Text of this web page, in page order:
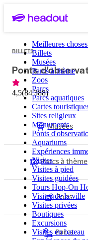
Meilleures
Billets
Musées
Parcs à thème
Zoos
Parcs
Parcs aquatiques
Cartes
Sites religieux
Monuments
Ponts
Aquariums
Expériences
Visites
Visites à pied
Visites guidées
Tours Hop-On
Visites de la ville
Visites privées
Boutiques
Excursions
Visites en bateau
BILLETS
Ponts
4,5(84 388)
Musées
Parcs à thème
Zoos
Parcs